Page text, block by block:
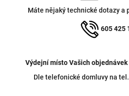
Máte nějaký technické dotazy a
605 425
Výdejní místo Vašich objednávek
Dle telefonické domluvy na